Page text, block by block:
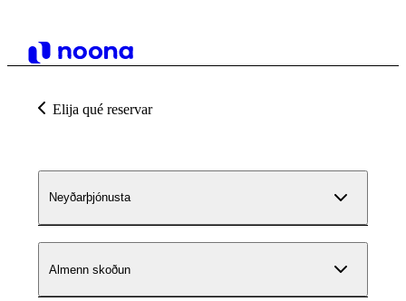
Elija qué reservar
Neyðarþjónusta
Almenn skoðun